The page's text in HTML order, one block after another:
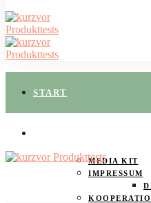
START
MEDIA KIT
IMPRESSUM